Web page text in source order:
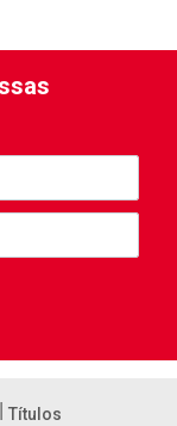
Títulos